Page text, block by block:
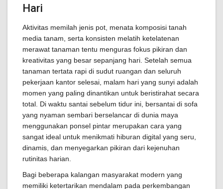
Hari
Aktivitas memilah jenis pot, menata komposisi tanah
media tanam, serta konsisten melatih ketelatenan
merawat tanaman tentu menguras fokus pikiran dan
kreativitas yang besar sepanjang hari. Setelah semua
tanaman tertata rapi di sudut ruangan dan seluruh
pekerjaan kantor selesai, malam hari yang sunyi adalah
momen yang paling dinantikan untuk beristirahat secara
total. Di waktu santai sebelum tidur ini, bersantai di sofa
yang nyaman sembari berselancar di dunia maya
menggunakan ponsel pintar merupakan cara yang
sangat ideal untuk menikmati hiburan digital yang seru,
dinamis, dan menyegarkan pikiran dari kejenuhan
rutinitas harian.
Bagi beberapa kalangan masyarakat modern yang
memiliki ketertarikan mendalam pada perkembangan